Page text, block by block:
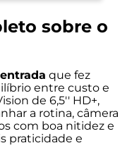
sobre o
que fez
entre custo e
de 6,5'' HD+,
a rotina, câmera
com boa nitidez e
praticidade e